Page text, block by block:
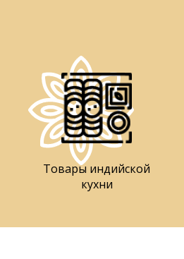
Товары индийской
кухни